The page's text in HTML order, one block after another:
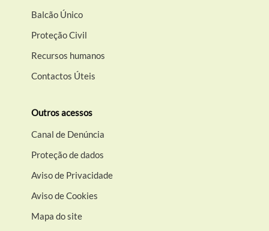
Balcão Único
Proteção Civil
Recursos humanos
Contactos Úteis
Outros acessos
Canal de Denúncia
Proteção de dados
Aviso de Privacidade
Aviso de Cookies
Mapa do site